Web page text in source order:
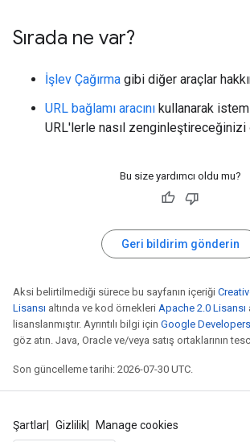
Sırada ne var?
İşlev Çağırma gibi diğer araçlar
URL bağlamı aracını kullanarak
URL'lerle nasıl zenginleştireceğinizi
Bu size yardımcı oldu mu?
Geri bildirim gönderin
Aksi belirtilmediği sürece bu sayfanın içeriği
Lisansı altında ve kod örnekleri Apache 2.0 Lisansı
lisanslanmıştır. Ayrıntılı bilgi için Google
göz atın. Java, Oracle ve/veya satış ortaklarının
Son güncelleme tarihi: 2026-07-30 UTC.
Şartlar Gizlilik Manage cookies